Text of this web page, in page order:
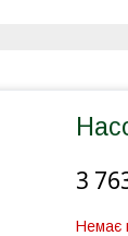
3
Немає